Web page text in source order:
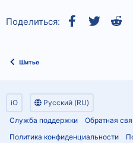
Поделиться: Facebook
Twitter
Шитье
iO
Русский (RU)
Служба поддержки
Обратная
Политика конфиденциальности